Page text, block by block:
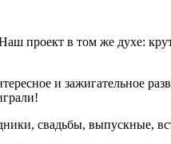
проект в том же духе:
и зажигательное
свадьбы, выпускные,